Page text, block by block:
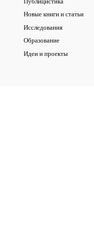
Новые книги и статьи
Исследования
Образование
Идеи и проекты